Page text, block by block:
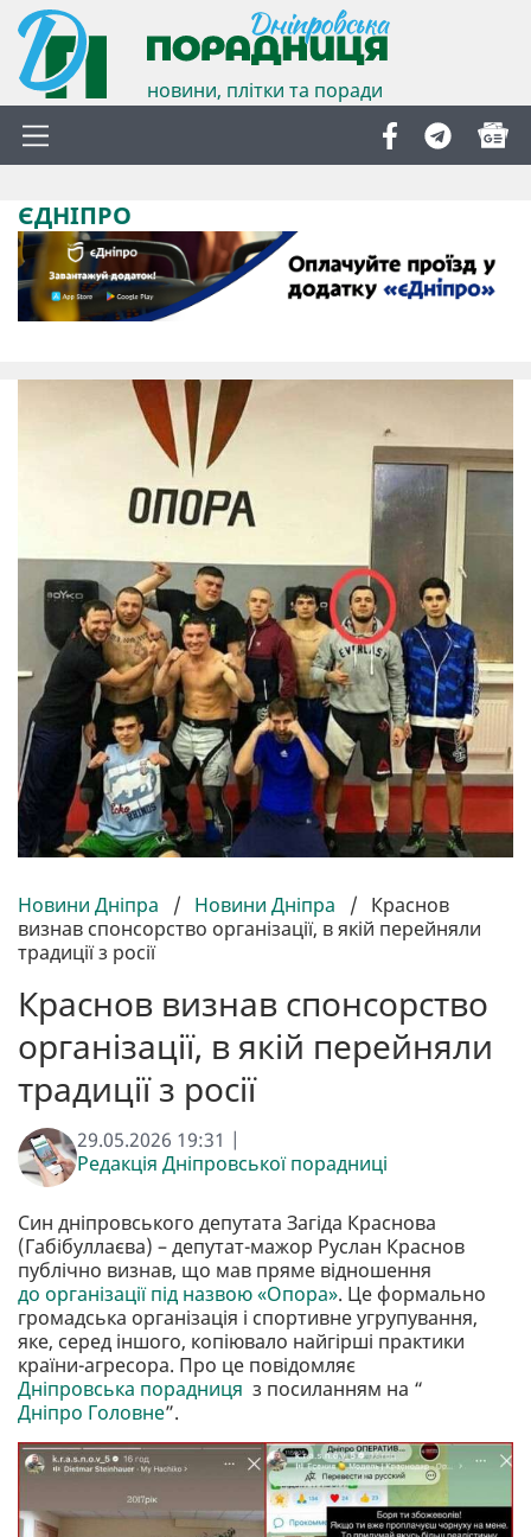
новини, плітки та поради
ЄДНІПРО
Новини Дніпра / Новини Дніпра / Краснов
визнав спонсорство організації, в якій перейняли
традиції з росії
Краснов визнав спонсорство
організації, в якій перейняли
традиції з росії
29.05.2026 19:31 |
Редакція Дніпровської порадниці
Син дніпровського депутата Загіда Краснова
(Габібуллаєва) – депутат-мажор Руслан Краснов
публічно визнав, що мав пряме відношення
до організації під назвою «Опора». Це формально
громадська організація і спортивне угрупування,
яке, серед іншого, копіювало найгірші практики
країни-агресора. Про це повідомляє
Дніпровська порадниця з посиланням на “
Дніпро Головне”.